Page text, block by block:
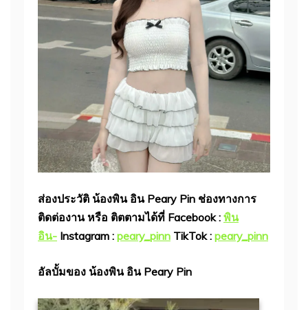
ส่องประวัติ น้องพิน อิน Peary Pin ช่องทางการ
ติดต่องาน หรือ ติตตามได้ที่ Facebook : พิน
อิน- Instagram : peary_pinn TikTok : peary_pinn
อัลบั้มของ น้องพิน อิน Peary Pin